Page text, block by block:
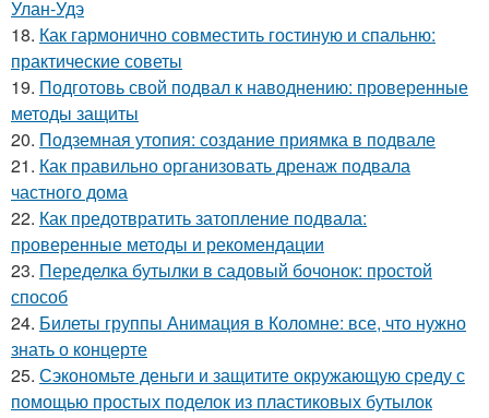
Улан-Удэ
18. Как гармонично совместить гостиную и спальню:
практические советы
19. Подготовь свой подвал к наводнению: проверенные
методы защиты
20. Подземная утопия: создание приямка в подвале
21. Как правильно организовать дренаж подвала
частного дома
22. Как предотвратить затопление подвала:
проверенные методы и рекомендации
23. Переделка бутылки в садовый бочонок: простой
способ
24. Билеты группы Анимация в Коломне: все, что нужно
знать о концерте
25. Сэкономьте деньги и защитите окружающую среду с
помощью простых поделок из пластиковых бутылок